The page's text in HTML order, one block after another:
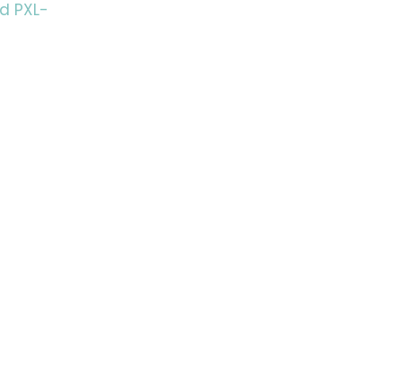
PXL-